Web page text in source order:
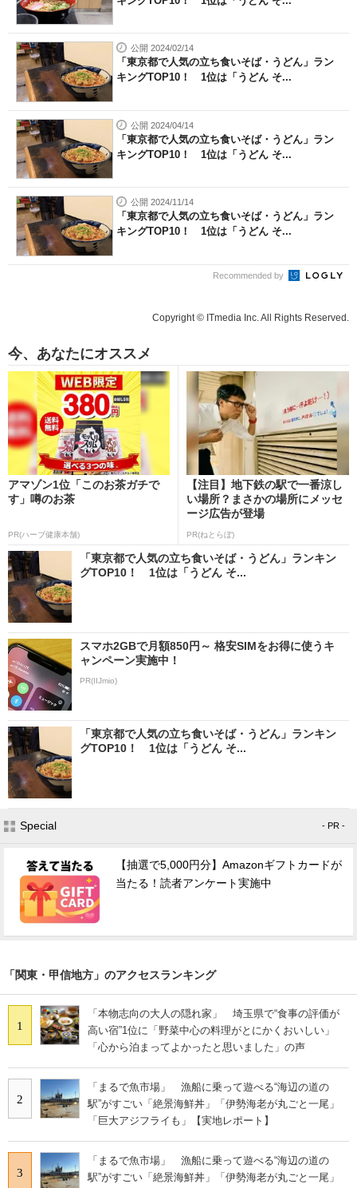
公開 2024/02/14
「東京都で人気の立ち食いそば・うどん」ラン
キングTOP10！ 1位は「うどん そ...
公開 2024/04/14
「東京都で人気の立ち食いそば・うどん」ラン
キングTOP10！ 1位は「うどん そ...
公開 2024/11/14
「東京都で人気の立ち食いそば・うどん」ラン
キングTOP10！ 1位は「うどん そ...
Recommended by
Copyright © ITmedia Inc. All Rights Reserved.
今、あなたにオススメ
アマゾン1位「このお茶ガチで
す」噂のお茶
PR(ハーブ健康本舗)
【注目】地下鉄の駅で一番涼し
い場所？まさかの場所にメッセ
ージ広告が登場
PR(ねとらぼ)
「東京都で人気の立ち食いそば・うどん」ランキン
グTOP10！ 1位は「うどん そ...
スマホ2GBで月額850円～ 格安SIMをお得に使うキ
ャンペーン実施中！
PR(IIJmio)
「東京都で人気の立ち食いそば・うどん」ランキン
グTOP10！ 1位は「うどん そ...
Special - PR -
【抽選で5,000円分】Amazonギフトカードが
当たる！読者アンケート実施中
「関東・甲信地方」のアクセスランキング
1
「本物志向の大人の隠れ家」 埼玉県で“食事の評価が
高い宿”1位に「野菜中心の料理がとにかくおいしい」
「心から泊まってよかったと思いました」の声
2
「まるで魚市場」 漁船に乗って遊べる“海辺の道の
駅”がすごい「絶景海鮮丼」「伊勢海老が丸ごと一尾」
「巨大アジフライも」【実地レポート】
3
「まるで魚市場」 漁船に乗って遊べる“海辺の道の
駅”がすごい「絶景海鮮丼」「伊勢海老が丸ごと一尾」